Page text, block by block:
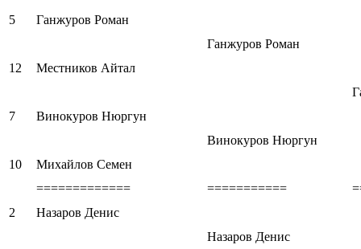
5
Ганжуров Роман
Ганжуров Роман
12
Местников Айтал
7
Винокуров Нюргун
Винокуров Нюргун
10
Михайлов Семен
=============
===========
2
Назаров Денис
Назаров Денис